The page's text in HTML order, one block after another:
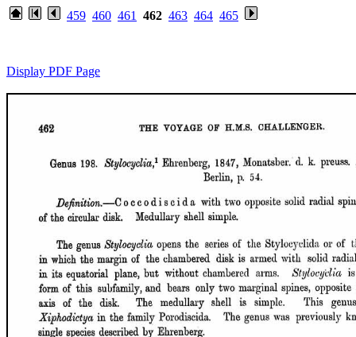
459 460 461 462 463 464 465
Display PDF Page